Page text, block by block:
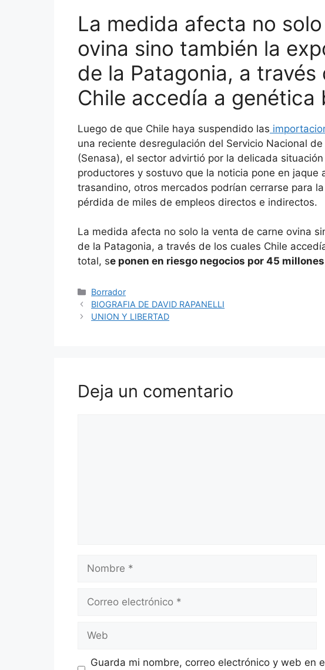
La medida afecta no
ovina sino también la
de la Patagonia, a través
Chile accedía a genética
Luego de que Chile haya suspendido las
una reciente desregulación del Servicio Nacional
(Senasa), el sector advirtió por la delicada
productores y sostuvo que la noticia pone en jaque
trasandino, otros mercados podrían cerrarse para
pérdida de miles de empleos directos e indirectos.
La medida afecta no solo la venta de carne ovina
de la Patagonia, a través de los cuales Chile
total, se ponen en riesgo negocios por 45 millones
Categorías
Borrador
BIOGRAFIA DE DAVID RAPANELLI
UNION Y LIBERTAD
Deja un comentario
electrónico
Guarda mi nombre, correo electrónico y web en